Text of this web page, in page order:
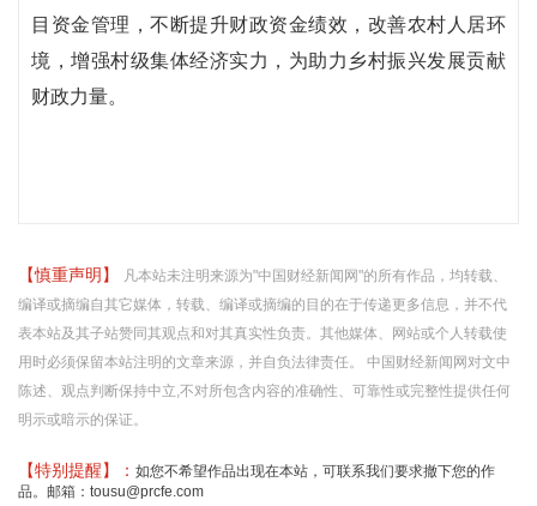
目资金管理，不断提升财政资金绩效，改善农村人居环
境，增强村级集体经济实力，为助力乡村振兴发展贡献
财政力量。
【慎重声明】
凡本站未注明来源为"中国财经新闻网"的所有作品，均转载、
编译或摘编自其它媒体，转载、编译或摘编的目的在于传递更多信息，并不代
表本站及其子站赞同其观点和对其真实性负责。其他媒体、网站或个人转载使
用时必须保留本站注明的文章来源，并自负法律责任。 中国财经新闻网对文中
陈述、观点判断保持中立,不对所包含内容的准确性、可靠性或完整性提供任何
明示或暗示的保证。
【特别提醒】： 如您不希望作品出现在本站，可联系我们要求撤下您的作
品。邮箱：tousu@prcfe.com